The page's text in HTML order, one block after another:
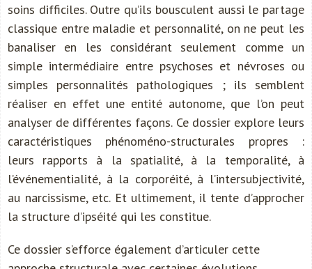
soins difficiles. Outre qu’ils bousculent aussi le partage
classique entre maladie et personnalité, on ne peut les
banaliser en les considérant seulement comme un
simple intermédiaire entre psychoses et névroses ou
simples personnalités pathologiques ; ils semblent
réaliser en effet une entité autonome, que l’on peut
analyser de différentes façons. Ce dossier explore leurs
caractéristiques phénoméno-structurales propres :
leurs rapports à la spatialité, à la temporalité, à
l’événementialité, à la corporéité, à l’intersubjectivité,
au narcissisme, etc. Et ultimement, il tente d’approcher
la structure d’ipséité qui les constitue.
Ce dossier s’efforce également d’articuler cette